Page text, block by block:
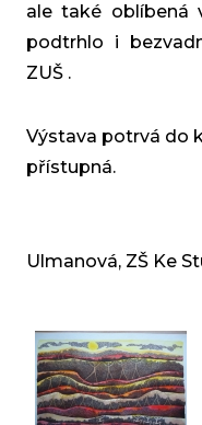
ale také oblíbená
podtrhlo i
ZUŠ .
Výstava potrvá do
přístupná.
Mgr.
Ulmanová, ZŠ Ke